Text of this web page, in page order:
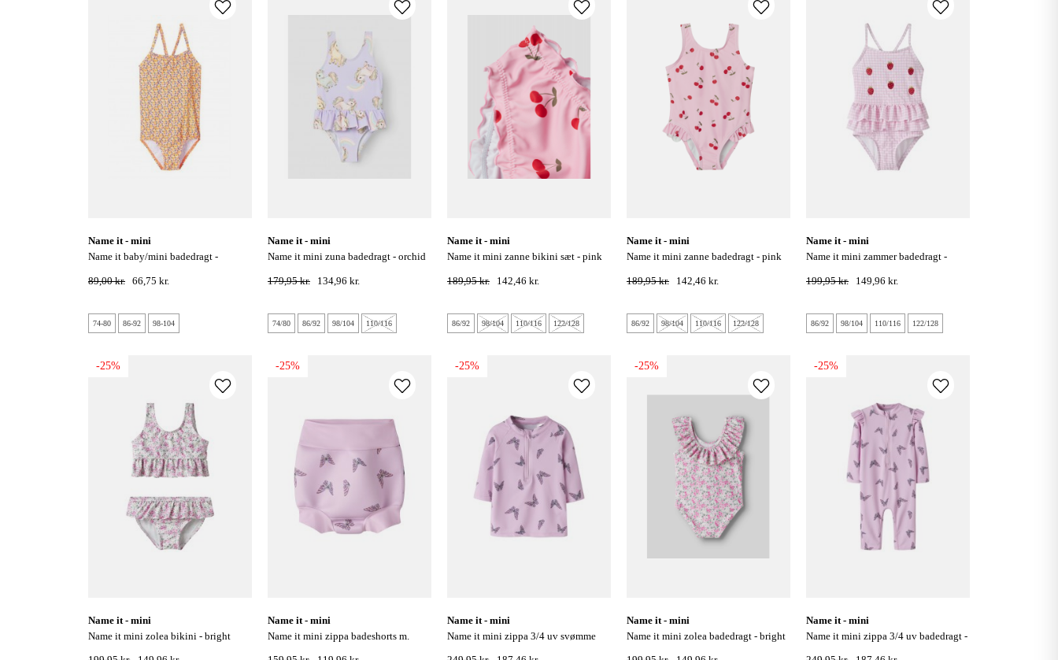
name it - mini
name it baby/mini badedragt -
89,00 kr. 66,75 kr.
74-80 86-92 98-104
name it - mini
name it mini zuna badedragt - orchid
179,95 kr. 134,96 kr.
74/80 86/92 98/104 110/116
name it - mini
name it mini zanne bikini sæt - pink
189,95 kr. 142,46 kr.
86/92 98/104 110/116 122/128
name it - mini
name it mini zanne badedragt - pink
189,95 kr. 142,46 kr.
86/92 98/104 110/116 122/128
name it - mini
name it mini zammer badedragt -
199,95 kr. 149,96 kr.
86/92 98/104 110/116 122/128
-25%
name it - mini
name it mini zolea bikini - bright
-25%
name it - mini
name it mini zippa badeshorts m.
-25%
name it - mini
name it mini zippa 3/4 uv svømme
-25%
name it - mini
name it mini zolea badedragt - bright
-25%
name it - mini
name it mini zippa 3/4 uv badedragt -